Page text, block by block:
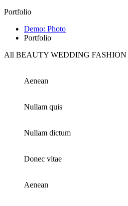
Portfolio
Demo: Photo
Portfolio
All BEAUTY WEDDING FASHION
Aenean
Nullam quis
Nullam dictum
Donec vitae
Aenean